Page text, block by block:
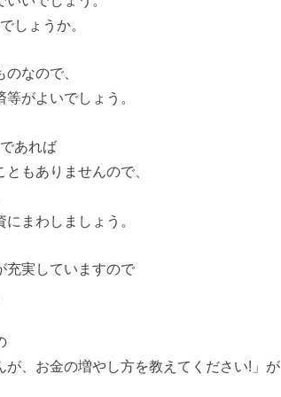
しょうか。
なので、
がよいでしょう。
あれば
もありませんので、
まわしましょう。
充実していますので
が、お金の増やし方を教えてください!」が